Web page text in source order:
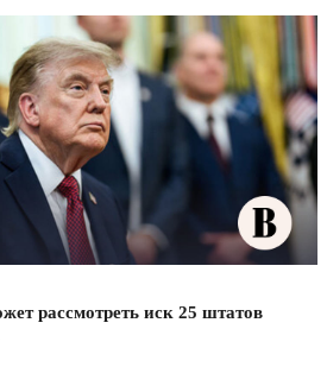
рассмотреть иск 25 штатов